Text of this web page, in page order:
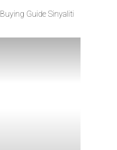
Buying Guide Sinyaliti